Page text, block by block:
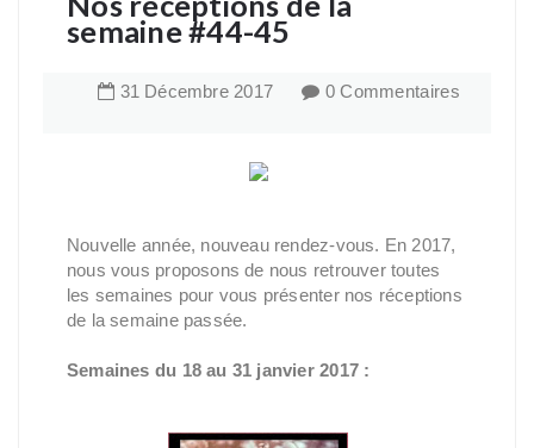
semaine #44-45
31 Décembre 2017 0 Commentaires
Nouvelle année, nouveau rendez-vous. En 2017,
nous vous proposons de nous retrouver toutes
les semaines pour vous présenter nos réceptions
de la semaine passée.
Semaines du 18 au 31 janvier 2017 :